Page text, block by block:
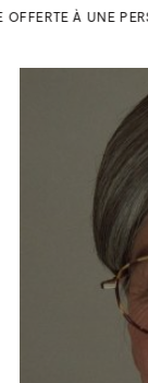
À UNE